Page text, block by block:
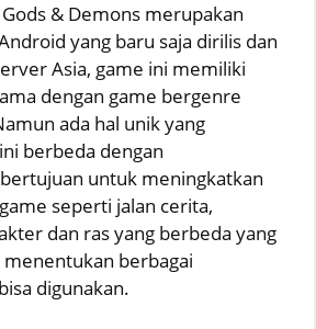
& Demons merupakan
yang baru saja dirilis dan
Asia, game ini memiliki
dengan game bergenre
ada hal unik yang
berbeda dengan
untuk meningkatkan
seperti jalan cerita,
dan ras yang berbeda yang
berbagai
digunakan.